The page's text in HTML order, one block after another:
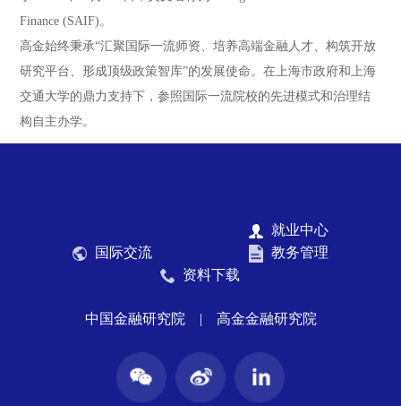
Finance (SAIF)。
高金始终秉承“汇聚国际一流师资、培养高端金融人才、构筑开放
研究平台、形成顶级政策智库”的发展使命。在上海市政府和上海
交通大学的鼎力支持下，参照国际一流院校的先进模式和治理结
构自主办学。
就业中心
国际交流
教务管理
资料下载
中国金融研究院 | 高金金融研究院